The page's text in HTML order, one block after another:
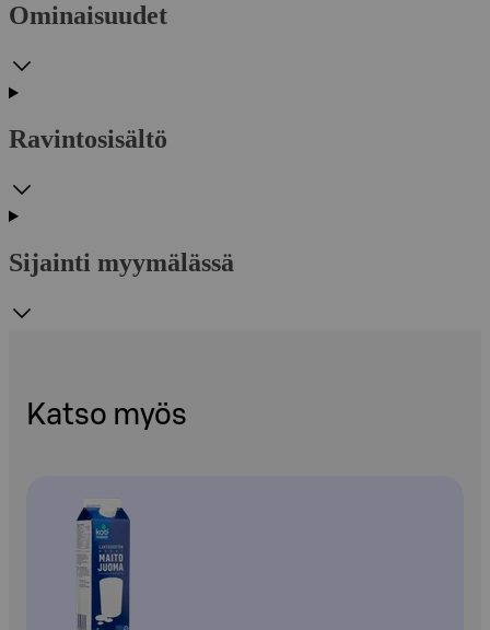
Ominaisuudet
Ravintosisältö
Sijainti myymälässä
Katso myös